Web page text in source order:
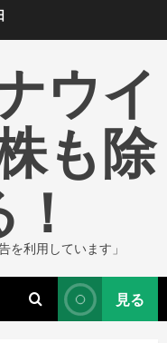
ウイ
も除
！
を利用しています」
見る